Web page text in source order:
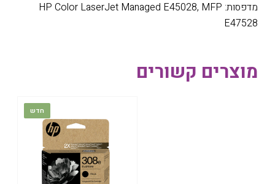
מדפסות: HP Color LaserJet Managed E45028, MFP
E47528
מוצרים קשורים
חדש